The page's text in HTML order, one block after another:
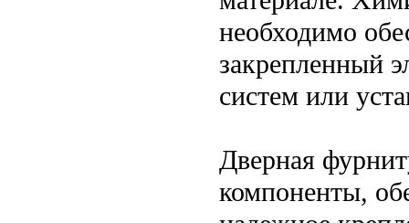
необходимо
закрепленный
систем или
Дверная
компоненты,